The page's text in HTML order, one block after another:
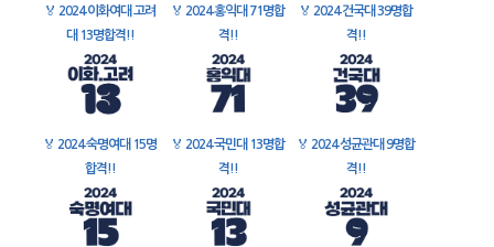
🏅 2024 이화여대 고려
대 13명합격!!
🏅 2024 홍익대 71명합
격!!
🏅 2024 건국대 39명합
격!!
🏅 2024 숙명여대 15명
합격!!
🏅 2024 국민대 13명합
격!!
🏅 2024 성균관대 9명합
격!!